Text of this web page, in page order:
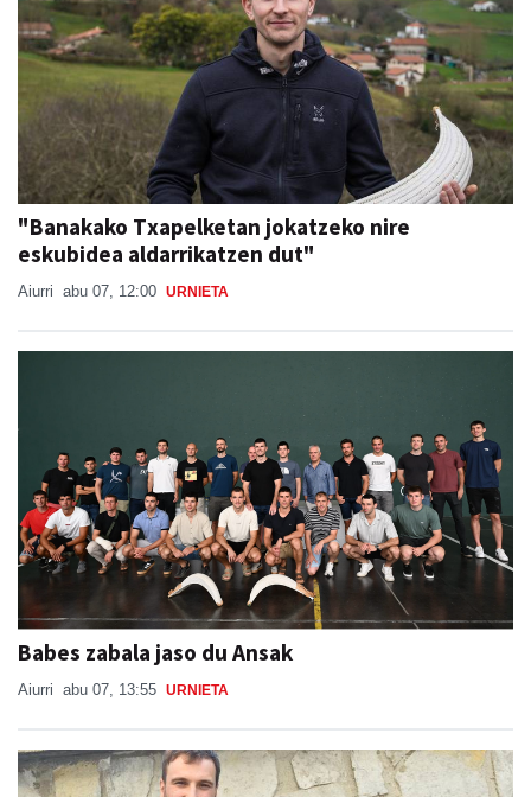
"Banakako Txapelketan jokatzeko nire
eskubidea aldarrikatzen dut"
Aiurri abu 07, 12:00 URNIETA
Babes zabala jaso du Ansak
Aiurri abu 07, 13:55 URNIETA